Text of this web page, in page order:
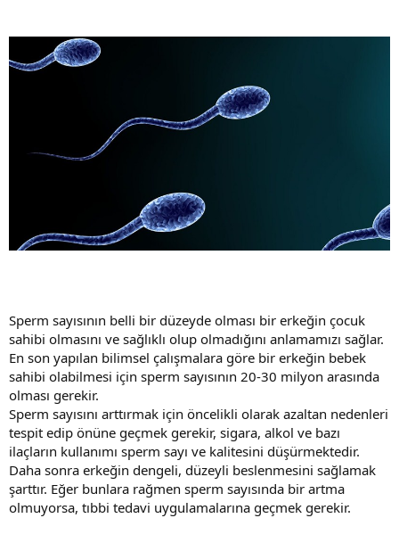
Sperm sayısının belli bir düzeyde olması bir erkeğin çocuk
sahibi olmasını ve sağlıklı olup olmadığını anlamamızı sağlar.
En son yapılan bilimsel çalışmalara göre bir erkeğin bebek
sahibi olabilmesi için sperm sayısının 20-30 milyon arasında
olması gerekir.
Sperm sayısını arttırmak için öncelikli olarak azaltan nedenleri
tespit edip önüne geçmek gerekir, sigara, alkol ve bazı
ilaçların kullanımı sperm sayı ve kalitesini düşürmektedir.
Daha sonra erkeğin dengeli, düzeyli beslenmesini sağlamak
şarttır. Eğer bunlara rağmen sperm sayısında bir artma
olmuyorsa, tıbbi tedavi uygulamalarına geçmek gerekir.